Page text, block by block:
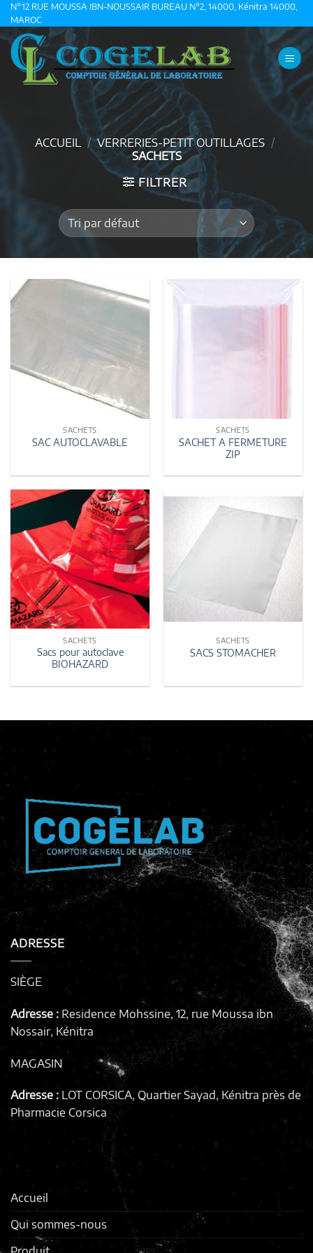
Passer
au
contenu
N°12 RUE MOUSSA IBN-NOUSSAIR BUREAU N°2, 14000, Kénitra 14000,
MAROC
ACCUEIL / VERRERIES-PETIT OUTILLAGES /
SACHETS
FILTRER
SACHETS
SAC AUTOCLAVABLE
SACHETS
SACHET A FERMETURE
ZIP
SACHETS
Sacs pour autoclave
BIOHAZARD
SACHETS
SACS STOMACHER
ADRESSE
SIÈGE
Adresse : Residence Mohssine, 12, rue Moussa ibn
Nossair, Kénitra
MAGASIN
Adresse : LOT CORSICA, Quartier Sayad, Kénitra près de
Pharmacie Corsica
Accueil
Qui sommes-nous